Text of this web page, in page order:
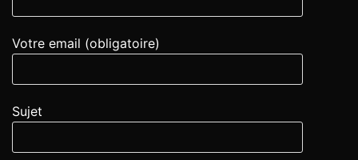
Votre email (obligatoire)
Sujet